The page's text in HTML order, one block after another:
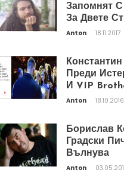
Запомнят
За Двете
Anton 18.11.2017
Преди
И VIP
Anton 18.10.2016
Борислав
Градски
Вълнува
Anton